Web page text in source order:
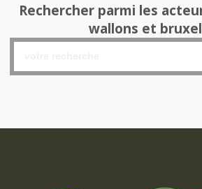
Rechercher parmi les
wallons et